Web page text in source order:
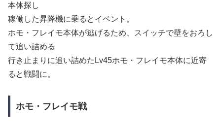
本体探し
稼働した昇降機に乗るとイベント。
ホモ・フレイモ本体が逃げるため、スイッチで壁をおろし
て追い詰める
行き止まりに追い詰めたLv45ホモ・フレイモ本体に近寄
ると戦闘に。
ホモ・フレイモ戦